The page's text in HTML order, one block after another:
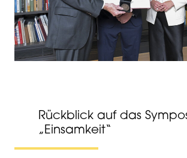
Rückblick auf das
„Einsamkeit“